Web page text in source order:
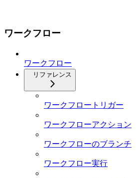
ワークフロー
ワークフロー
リファレンス
ワークフロートリガー
ワークフローアクション
ワークフローのブランチ
ワークフロー実行